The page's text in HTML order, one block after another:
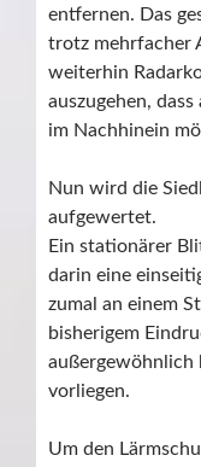
entfernen. Das
trotz mehrfacher
weiterhin
auszugehen,
im Nachhinein
Nun wird die
aufgewertet.
Ein stationärer
darin eine
zumal an einem
bisherigem
außergewöhnlich
vorliegen.
Um den